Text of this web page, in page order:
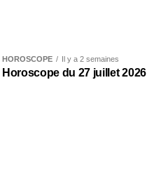
HOROSCOPE Il y a 2 semaines
Horoscope du 27 juillet 2026